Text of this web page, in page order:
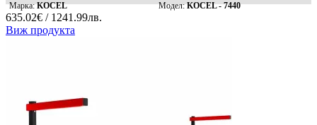
Марка:KOCEL Модел:KOCEL - 7440
635.02€ / 1241.99лв.
Виж продукта